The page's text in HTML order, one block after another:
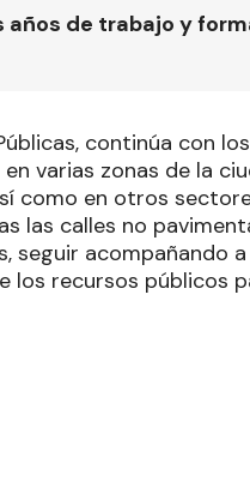
años de trabajo y
continúa con los
varias zonas de la
como en otros
las calles no
seguir acompañando
los recursos públicos